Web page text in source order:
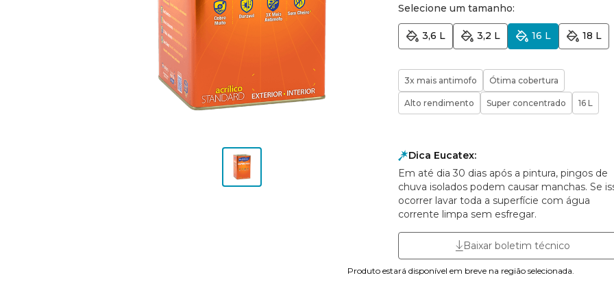
Selecione um tamanho:
3,6 L 3,2 L 16 L 18 L
3x mais antimofo Ótima cobertura
Alto rendimento Super concentrado 16 L
Dica Eucatex:
Em até dia 30 dias após a pintura, pingos de
chuva isolados podem causar manchas. Se
ocorrer lavar toda a superfície com água
corrente limpa sem esfregar.
Baixar boletim técnico
Produto estará disponível em breve na região selecionada.